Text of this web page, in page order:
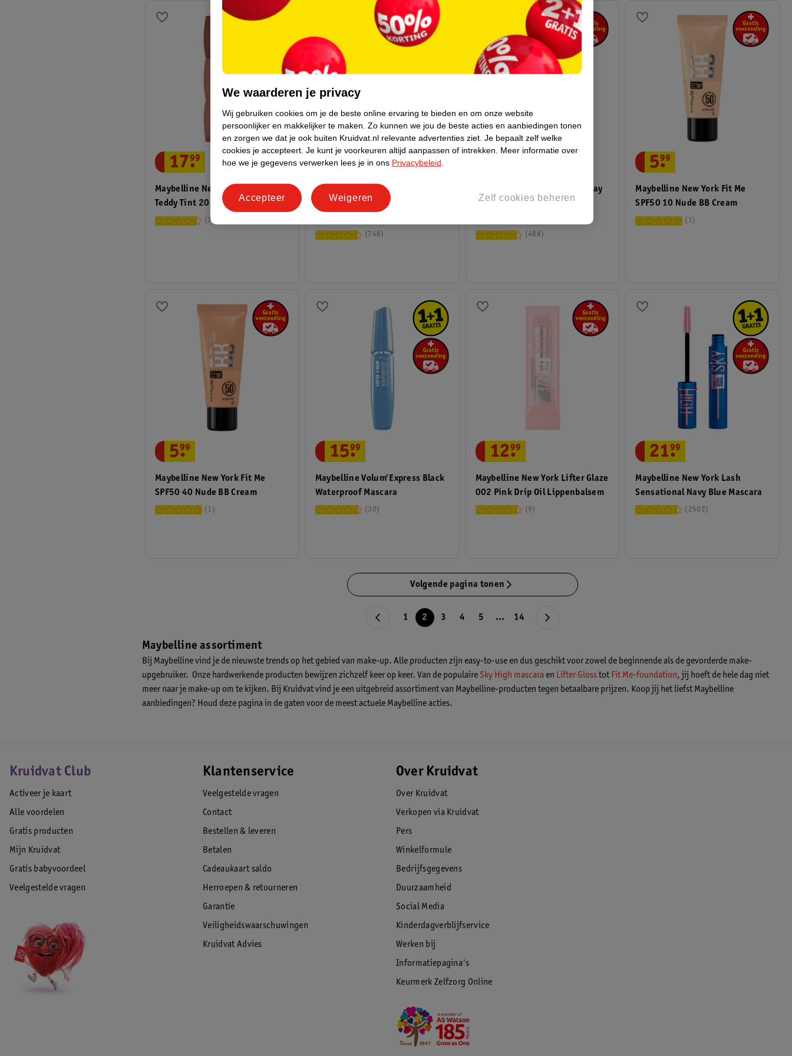
Maybelline New York SuperStay
Teddy Tint 20 Mascara Tear
Lippenstift
17.
99
350
Maybelline New York Lifter Gloss
3 Moon Lipgloss
12.99
748
Maybelline New York SuperStay
Matte Ink 65 Seductress
488
Maybelline New York Fit Me
SPF50 10 Nude BB Cream
5.
99
1
Maybelline New York Fit Me
SPF50 40 Nude BB Cream
5.
99
1
Maybelline Volum'Express Black
Waterproof Mascara
15.
99
30
Maybelline New York Lifter Glaze
002 Pink Drip Oil Lippenbalsem
12.
99
9
Maybelline New York Lash
Sensational Navy Blue Mascara
21.
99
2502
Volgende pagina tonen
1 2 3 4 5 ... 14
Maybelline assortiment
Bij Maybelline vind je de nieuwste trends op het gebied van make-up. Alle producten zijn easy-to-use en dus geschikt voor zowel de beginnende als de gevorderde make-
upgebruiker. Onze hardwerkende producten bewijzen zichzelf keer op keer. Van de populaire Sky High mascara en Lifter Glosstot Fit Me-foundation, jij hoeft de hele dag niet
meer naar je make-up om te kijken. Bij Kruidvat vind je een uitgebreid assortiment van Maybelline-producten tegen betaalbare prijzen. Koop jij het liefst Maybelline
aanbiedingen? Houd deze pagina in de gaten voor de meest actuele Maybelline acties.
Kruidvat Club
Activeer je kaart
Alle voordelen
Gratis producten
Mijn Kruidvat
Gratis babyvoordeel
Veelgestelde vragen
Klantenservice
Veelgestelde vragen
Contact
Bestellen & leveren
Betalen
Cadeaukaart saldo
Herroepen & retourneren
Garantie
Veiligheidswaarschuwingen
Kruidvat Advies
Over Kruidvat
Over Kruidvat
Verkopen via Kruidvat
Pers
Winkelformule
Bedrijfsgegevens
Duurzaamheid
Social Media
Kinderdagverblijfservice
Werken bij
Informatiepagina's
Keurmerk Zelfzorg Online
We waarderen je privacy
Wij gebruiken cookies om je de beste online ervaring te bieden en om onze website
persoonlijker en makkelijker te maken. Zo kunnen we jou de beste acties en aanbiedingen tonen
en zorgen we dat je ook buiten Kruidvat.nl relevante advertenties ziet. Je bepaalt zelf welke
cookies je accepteert. Je kunt je voorkeuren altijd aanpassen of intrekken.
Meer informatie over
hoe we je gegevens verwerken lees je in ons Privacybeleid
Zelf cookies beheren
Weigeren
Accepteer